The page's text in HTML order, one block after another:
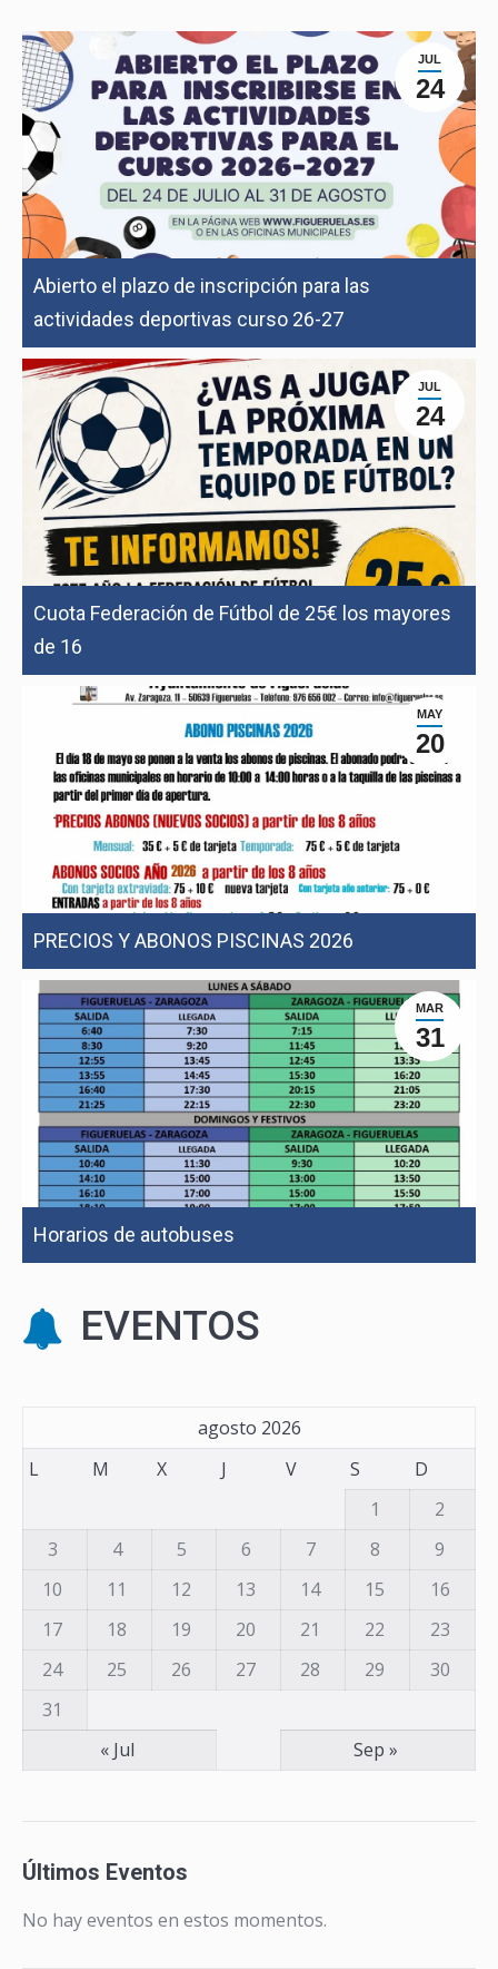
JUL
24
Abierto el plazo de inscripción para las
actividades deportivas curso 26-27
JUL
24
Cuota Federación de Fútbol de 25€ los mayores
de 16
MAY
20
PRECIOS Y ABONOS PISCINAS 2026
MAR
31
Horarios de autobuses
EVENTOS
agosto 2026
L
M X J V S
D
1
2
3
4 5 6 7 8
9
10
11 12 13 14 15
16
17
18 19 20 21 22
23
24
25 26 27 28 29
30
31
« Jul
Sep »
Últimos Eventos
No hay eventos en estos momentos.